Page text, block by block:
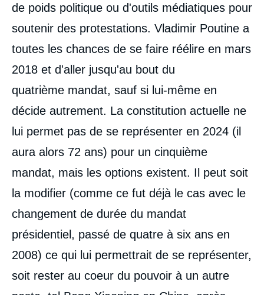
de poids politique ou d'outils médiatiques pour
soutenir des protestations. Vladimir Poutine a
toutes les chances de se faire réélire en mars
2018 et d'aller jusqu'au bout du
quatrième mandat, sauf si lui-même en
décide autrement. La constitution actuelle ne
lui permet pas de se représenter en 2024 (il
aura alors 72 ans) pour un cinquième
mandat, mais les options existent. Il peut soit
la modifier (comme ce fut déjà le cas avec le
changement de durée du mandat
présidentiel, passé de quatre à six ans en
2008) ce qui lui permettrait de se représenter,
soit rester au coeur du pouvoir à un autre